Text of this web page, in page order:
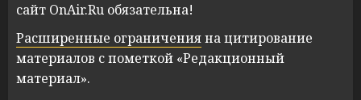
сайт OnAir.Ru обязательна!
Расширенные ограниченияна цитирование
материалов с пометкой «Редакционный
материал».